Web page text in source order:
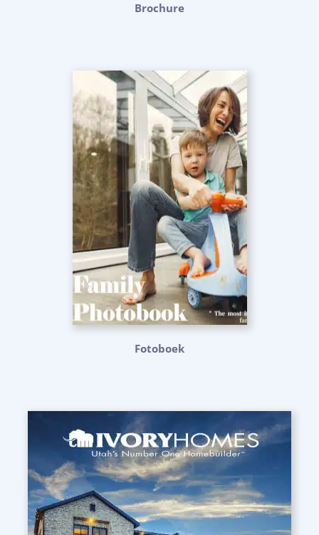
Brochure
Fotoboek